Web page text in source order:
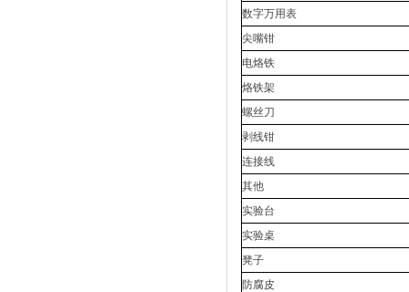
数字万用表
尖嘴钳
电烙铁
烙铁架
螺丝刀
剥线钳
连接线
其他
实验台
实验桌
凳子
防腐皮